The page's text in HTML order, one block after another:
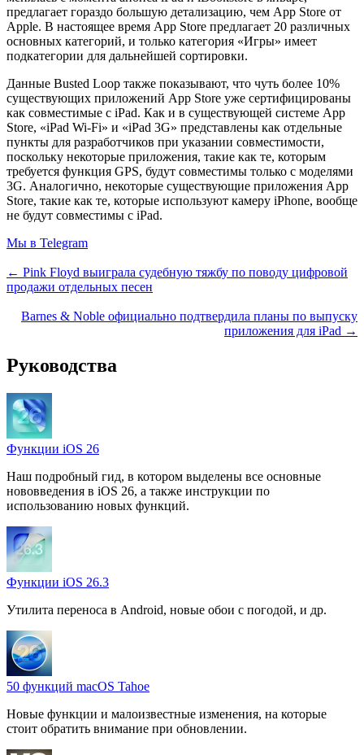
предлагает гораздо большую детализацию, чем App Store от
Apple. В настоящее время App Store предлагает 20 различных
основных категорий, и только категория «Игры» имеет
подкатегории для дальнейшей сортировки.
Данные Busted Loop также показывают, что чуть более 10%
существующих приложений App Store уже сертифицированы
как совместимые с iPad. Как и в существующей системе App
Store, «iPad Wi-Fi» и «iPad 3G» представлены как отдельные
пункты для разработчиков при указании совместимости,
поскольку некоторые приложения, такие как те, которым
требуется функция GPS, будут совместимы только с моделями
3G. Аналогично, некоторые существующие приложения App
Store, такие как те, которые используют камеру iPhone, вообще
не будут совместимы с iPad.
Мы в Telegram
← Pink Floyd выиграла судебную тяжбу по поводу цифровой
продажи отдельных песен
Barnes & Noble официально подтвердила планы по выпуску
приложения для iPad →
Руководства
Функции iOS 26
Наш подробный гид, в котором выделены все основные
нововведения в iOS 26, а также инструкции по
использованию новых функций.
Функции iOS 26.3
Утилита переноса в Android, новые обои с погодой, и др.
50 функций macOS Tahoe
Новые функции и малоизвестные изменения, на которые
стоит обратить внимание при обновлении.